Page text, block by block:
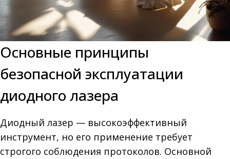
Основные принципы
безопасной эксплуатации
диодного лазера
Диодный лазер — высокоэффективный
инструмент, но его применение требует
строгого соблюдения протоколов. Основной